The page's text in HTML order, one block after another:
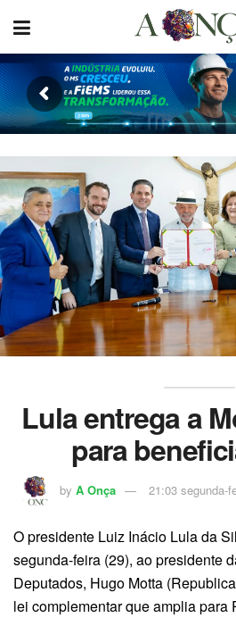
Lula entrega a
para
by A Onça 21:03 segunda-
O presidente Luiz Inácio Lula da
segunda-feira (29), ao presidente
Deputados, Hugo Motta
lei complementar que amplia para